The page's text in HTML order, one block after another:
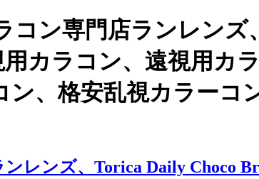
ン専門店ランレンズ
カラコン、遠視用カ
、格安乱視カラーコ
レンズ、Torica Daily Choco